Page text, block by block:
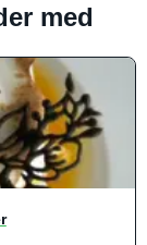
med